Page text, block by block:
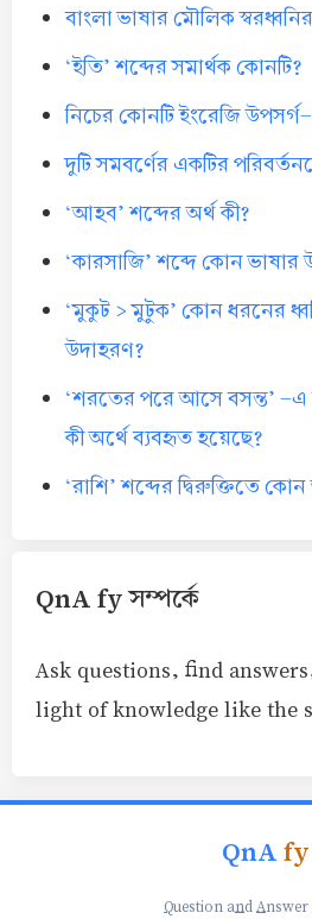
বাংলা ভাষার মৌলিক
‘ইতি’ শব্দের সমার্থক কোনটি?
নিচের কোনটি ইংরেজি
দুটি সমবর্ণের একটির
‘আহব’ শব্দের অর্থ কী?
‘কারসাজি’ শব্দে কোন ভাষার
‘মুকুট > মুটুক’ কোন ধরনের
উদাহরণ?
‘শরতের পরে আসে বসন্ত’ -এ
কী অর্থে ব্যবহৃত হয়েছে?
‘রাশি’ শব্দের দ্বিরুক্তিতে
QnA fy সম্পর্কে
Ask questions, find
light of knowledge like the
QnAfy
Question andAnswer